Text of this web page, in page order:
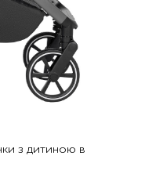
з дитиною в